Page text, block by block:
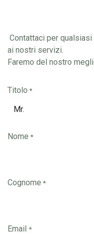
Contattaci per
ai nostri servizi.
Faremo del nostro
Titolo *
Nome *
Cognome *
Email *